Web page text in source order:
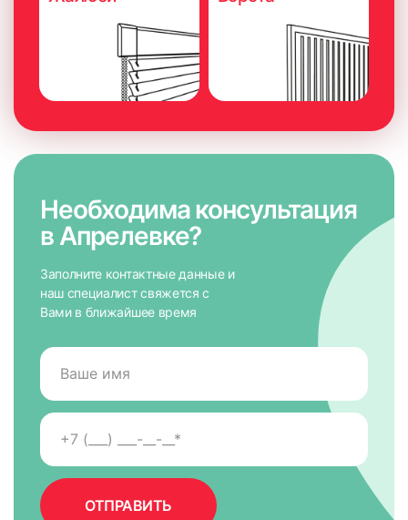
Необходима консультация
в Апрелевке?
Заполните контактные данные и
наш специалист свяжется с
Вами в ближайшее время